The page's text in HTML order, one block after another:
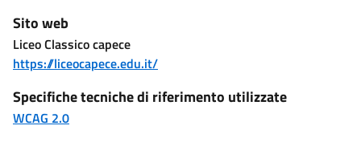
Sito web
Liceo Classico capece
https://liceocapece.edu.it/
Specifiche tecniche di riferimento utilizzate
WCAG 2.0